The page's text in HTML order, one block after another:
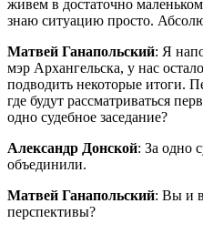
живем в достаточно
знаю ситуацию просто.
Матвей Ганапольский: Я
мэр Архангельска, у нас
подводить некоторые итоги.
где будут рассматриваться
одно судебное заседание?
Александр Донской: За одно
объединили.
Матвей Ганапольский: Вы и
перспективы?